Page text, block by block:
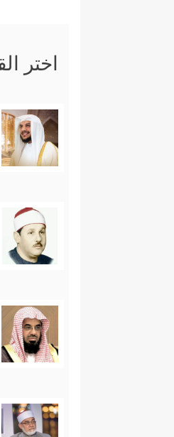
وهو
وَأَبۡصِرۡ
فسلامٌ
على
اختر